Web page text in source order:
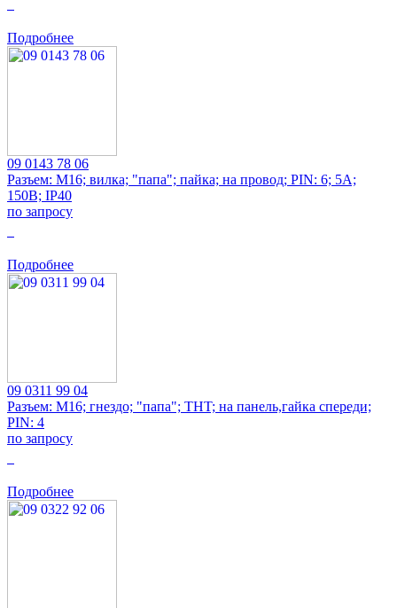
Подробнее
09 0143 78 06
Разъем: M16; вилка; "папа"; пайка; на провод; PIN: 6; 5А;
150В; IP40
по запросу
Подробнее
09 0311 99 04
Разъем: M16; гнездо; "папа"; THT; на панель,гайка спереди;
PIN: 4
по запросу
Подробнее